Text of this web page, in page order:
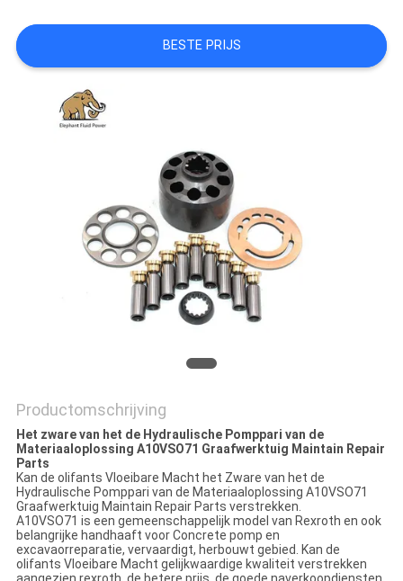
BESTE PRIJS
Productomschrijving
Het zware van het de Hydraulische Pomppari van de
Materiaaloplossing A10VSO71 Graafwerktuig Maintain Repair
Parts
Kan de olifants Vloeibare Macht het Zware van het de
Hydraulische Pomppari van de Materiaaloplossing A10VSO71
Graafwerktuig Maintain Repair Parts verstrekken.
A10VSO71 is een gemeenschappelijk model van Rexroth en ook
belangrijke handhaaft voor Concrete pomp en
excavaorreparatie, vervaardigt, herbouwt gebied. Kan de
olifants Vloeibare Macht gelijkwaardige kwaliteit verstrekken